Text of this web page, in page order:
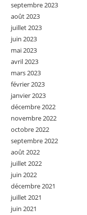
septembre 2023
août 2023
juillet 2023
juin 2023
mai 2023
avril 2023
mars 2023
février 2023
janvier 2023
décembre 2022
novembre 2022
octobre 2022
septembre 2022
août 2022
juillet 2022
juin 2022
décembre 2021
juillet 2021
juin 2021